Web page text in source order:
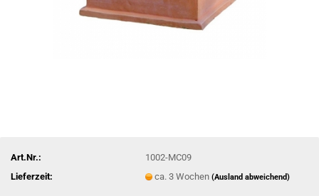
Art.Nr.:
1002-MC09
Lieferzeit:
ca. 3 Wochen(Ausland abweichend)